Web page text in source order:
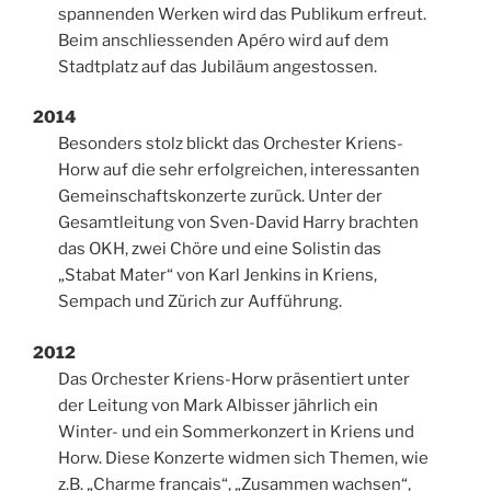
spannenden Werken wird das Publikum erfreut.
Beim anschliessenden Apéro wird auf dem
Stadtplatz auf das Jubiläum angestossen.
2014
Besonders stolz blickt das Orchester Kriens-
Horw auf die sehr erfolgreichen, interessanten
Gemeinschaftskonzerte zurück. Unter der
Gesamtleitung von Sven-David Harry brachten
das OKH, zwei Chöre und eine Solistin das
„Stabat Mater“ von Karl Jenkins in Kriens,
Sempach und Zürich zur Aufführung.
2012
Das Orchester Kriens-Horw präsentiert unter
der Leitung von Mark Albisser jährlich ein
Winter- und ein Sommerkonzert in Kriens und
Horw. Diese Konzerte widmen sich Themen, wie
z.B. „Charme français“, „Zusammen wachsen“,